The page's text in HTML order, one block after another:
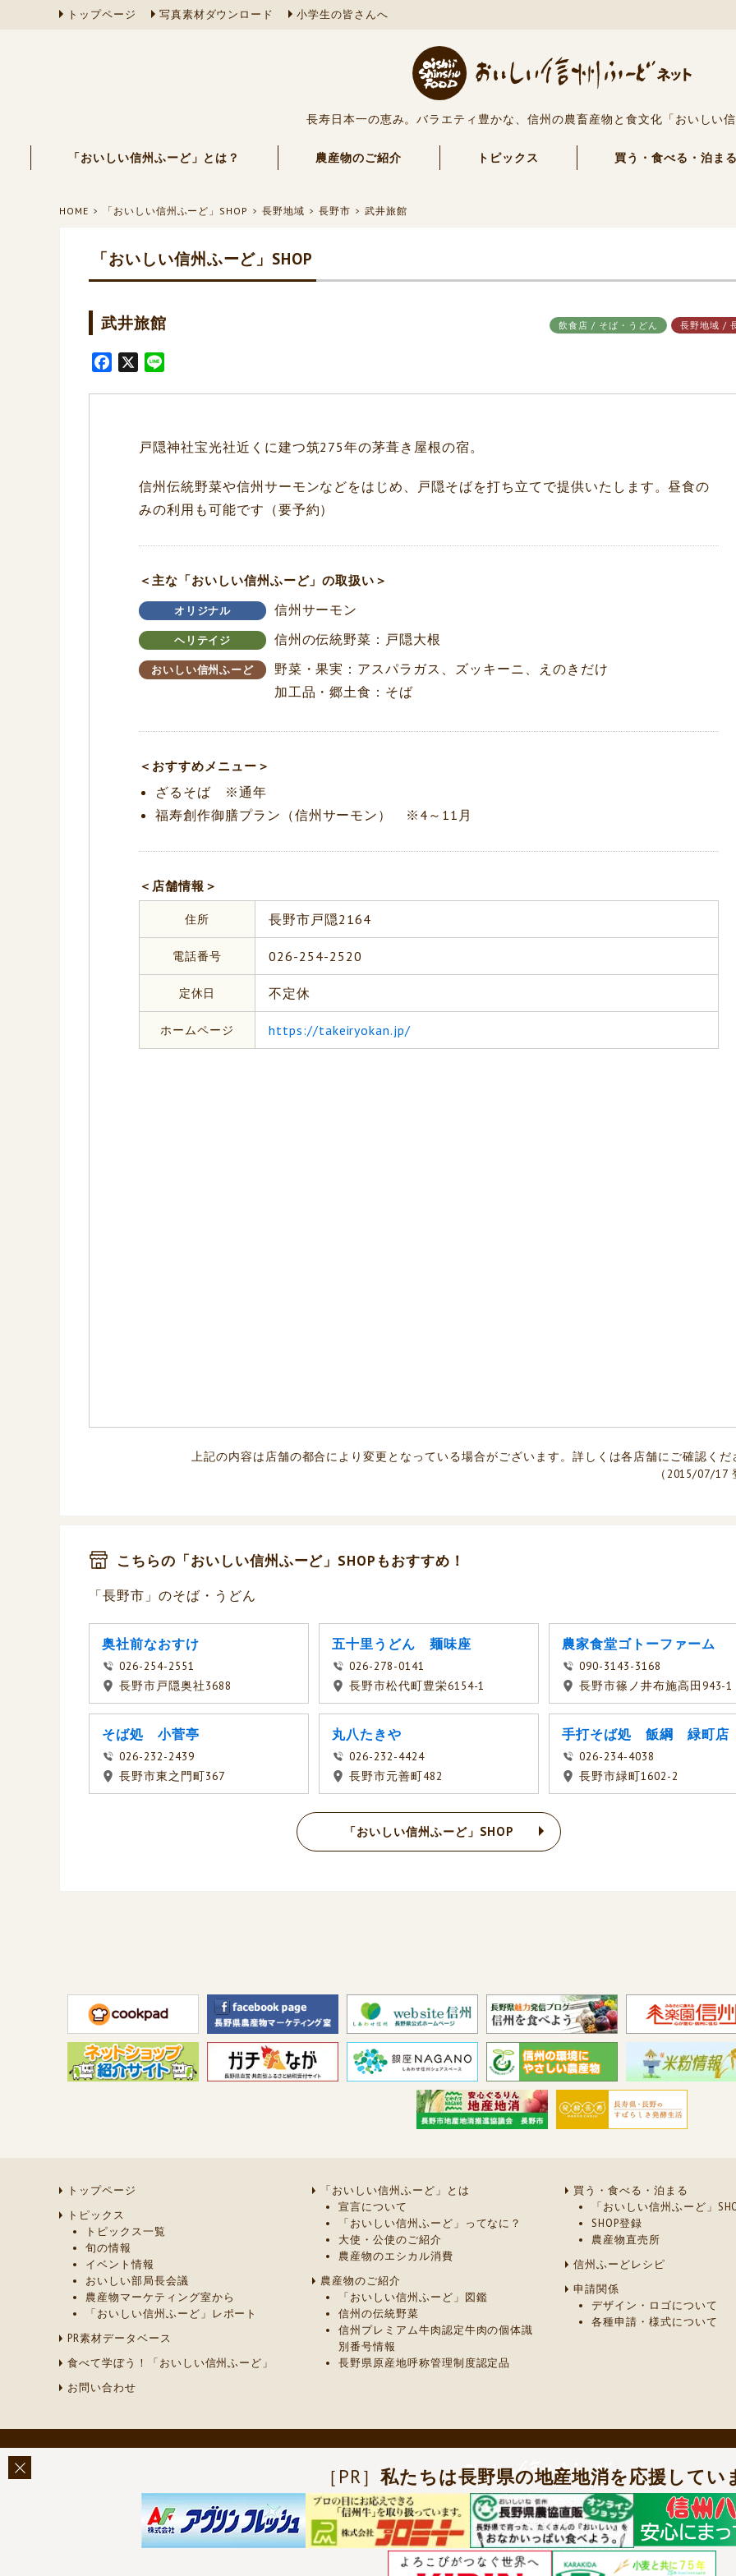
トップページ 写真素材ダウンロード 小学生の皆さんへ
長寿日本一の恵み。バラエティ豊かな、信州の農畜産物と食文化「おいしい
「おいしい信州ふーど」とは？ 農産物のご紹介 トピックス 買う・食べる・泊ま
HOME 「おいしい信州ふーど」SHOP 長野地域 長野市 武井旅館
「おいしい信州ふーど」SHOP
武井旅館 飲食店 / そば・うどん 長野地域 /
戸隠神社宝光社近くに建つ筑275年の茅葺き屋根の宿。
信州伝統野菜や信州サーモンなどをはじめ、戸隠そばを打ち立てで提供いたします。昼食の
みの利用も可能です（要予約）
＜主な「おいしい信州ふーど」の取扱い＞
オリジナル 信州サーモン
ヘリテイジ 信州の伝統野菜：戸隠大根
おいしい信州ふーど
野菜・果実：アスパラガス、ズッキーニ、えのきだけ
加工品・郷土食：そば
＜おすすめメニュー＞
ざるそば ※通年
福寿創作御膳プラン（信州サーモン） ※4～11月
＜店舗情報＞
住所 長野市戸隠2164
電話番号 026-254-2520
定休日 不定休
ホームページ https://takeiryokan.jp/
上記の内容は店舗の都合により変更となっている場合がございます。詳しくは各店舗にご確認くだ
（2015/07/17
こちらの「おいしい信州ふーど」SHOPもおすすめ！
「長野市」のそば・うどん
奥社前なおすけ
026-254-2551
長野市戸隠奥社3688
五十里うどん 麺味座
026-278-0141
長野市松代町豊栄6154-1
農家食堂ゴトーファーム
090-3143-3168
長野市篠ノ井布施高田943-1
そば処 小菅亭
026-232-2439
長野市東之門町367
丸八たきや
026-232-4424
長野市元善町482
手打そば処 飯綱 緑町店
026-234-4038
長野市緑町1602-2
「おいしい信州ふーど」SHOP
［PR］ 私たちは長野県の地産地消を応援してい
トップページ
トピックス
トピックス一覧
旬の情報
イベント情報
おいしい部局長会議
農産物マーケティング室から
「おいしい信州ふーど」レポート
PR素材データベース
食べて学ぼう！「おいしい信州ふーど」
お問い合わせ
「おいしい信州ふーど」とは
宣言について
「おいしい信州ふーど」ってなに？
大使・公使のご紹介
農産物のエシカル消費
農産物のご紹介
「おいしい信州ふーど」図鑑
信州の伝統野菜
信州プレミアム牛肉認定牛肉の個体識
別番号情報
長野県原産地呼称管理制度認定品
買う・食べる・泊まる
「おいしい信州ふーど」
SHOP登録
農産物直売所
信州ふーどレシピ
申請関係
デザイン・ロゴについて
各種申請・様式について
このページに関するご質問及びご意見は、長野県 農政部 農業政策課 農産物マーケティング室
電話：026-235-7217/FAX：026-235-7393
Copyright© Nagano Prefecture.